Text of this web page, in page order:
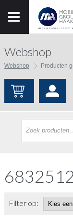
Webshop
Webshop Producten
Filter op: